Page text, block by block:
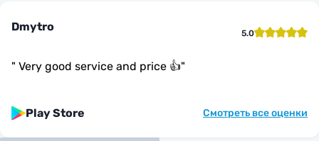
Dmytro 5.0
" Very good service and price 👍"
Play Store Смотреть все оценки